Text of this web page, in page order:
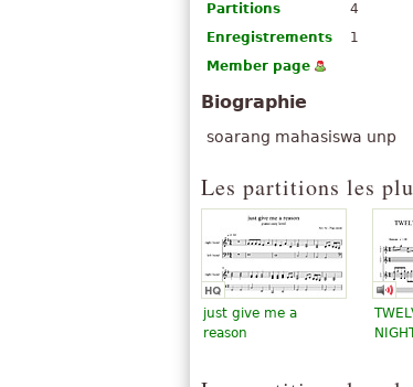
Partitions
4
Enregistrements
1
Member page
Biographie
soarang mahasiswa unp
Les partitions les
just give me a
reason